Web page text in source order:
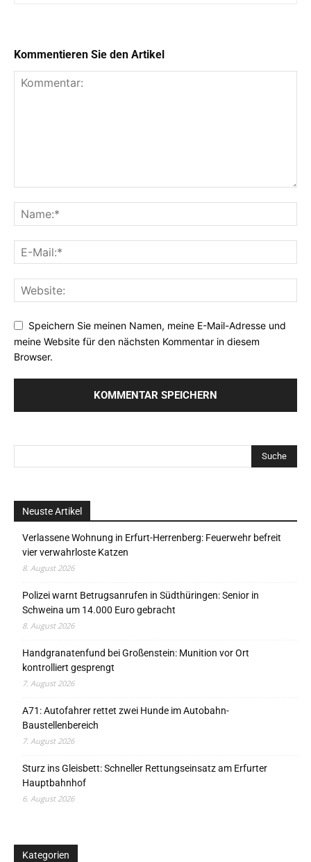
Kommentieren Sie den Artikel
Speichern Sie meinen Namen, meine E-Mail-Adresse und
meine Website für den nächsten Kommentar in diesem
Browser.
Neuste Artikel
Verlassene Wohnung in Erfurt-Herrenberg: Feuerwehr befreit
vier verwahrloste Katzen
8. August 2026
Polizei warnt Betrugsanrufen in Südthüringen: Senior in
Schweina um 14.000 Euro gebracht
8. August 2026
Handgranatenfund bei Großenstein: Munition vor Ort
kontrolliert gesprengt
7. August 2026
A71: Autofahrer rettet zwei Hunde im Autobahn-
Baustellenbereich
7. August 2026
Sturz ins Gleisbett: Schneller Rettungseinsatz am Erfurter
Hauptbahnhof
6. August 2026
Kategorien